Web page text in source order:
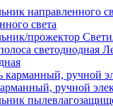
света
ручной